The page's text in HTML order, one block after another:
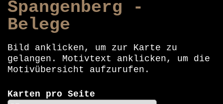
Spangenberg -
Belege
Bild anklicken, um zur Karte zu
gelangen. Motivtext anklicken, um die
Motivübersicht aufzurufen.
Karten pro Seite